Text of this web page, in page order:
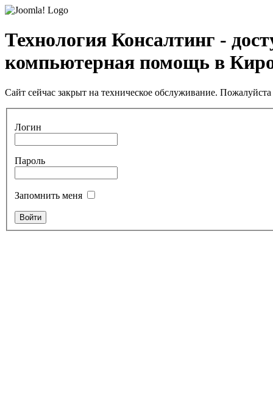
Технология Консалтинг -
компьютерная помощь в
Сайт сейчас закрыт на техническое обслуживание.
Логин
Пароль
Запомнить меня